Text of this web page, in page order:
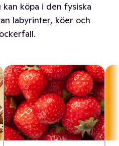
köpa i den fysiska
labyrinter, köer och